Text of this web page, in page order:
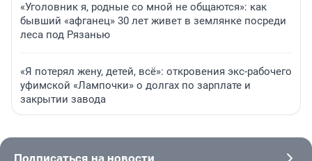
«Уголовник я, родные со мной не общаются»: как
бывший «афганец» 30 лет живет в землянке посреди
леса под Рязанью
«Я потерял жену, детей, всё»: откровения экс-рабочего
уфимской «Лампочки» о долгах по зарплате и
закрытии завода